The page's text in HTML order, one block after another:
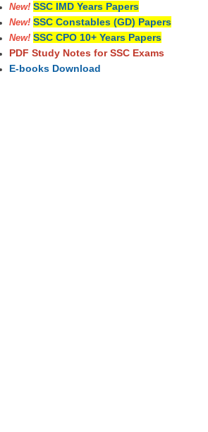
New! SSC IMD Years Papers
New! SSC Constables (GD) Papers
New! SSC CPO 10+ Years Papers
PDF Study Notes for SSC Exams
E-books Download